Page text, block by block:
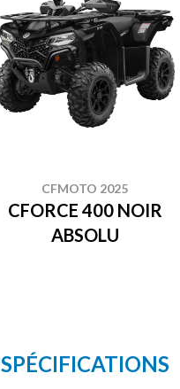
CFMOTO 2025
CFORCE 400 NOIR
ABSOLU
SPÉCIFICATIONS